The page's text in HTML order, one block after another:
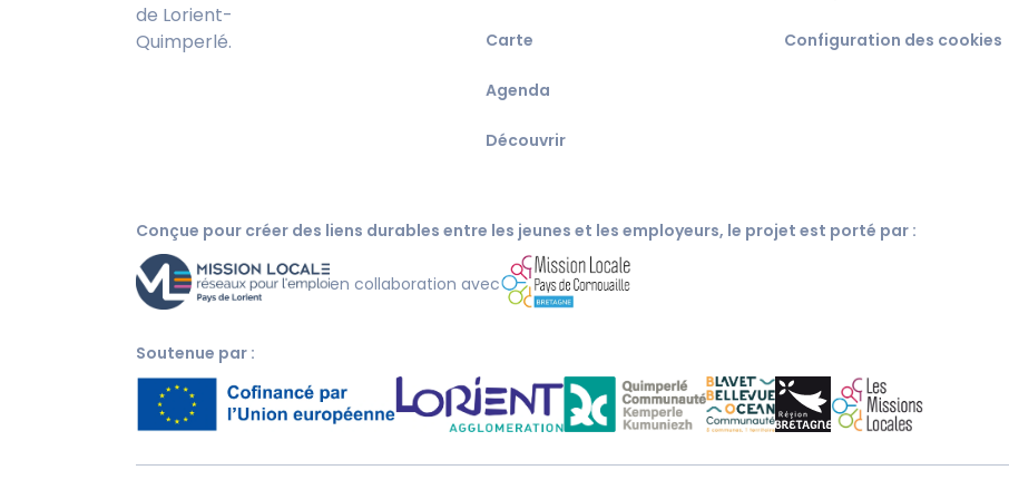
de Lorient-
Quimperlé.
Carte
Agenda
Découvrir
Configuration des cookies
Conçue pour créer des liens durables entre les jeunes et les employeurs, le projet est porté par :
en collaboration avec
Soutenue par :